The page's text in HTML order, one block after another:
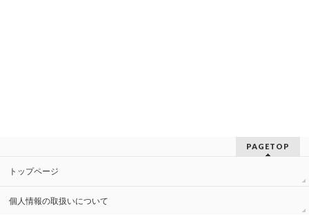
PAGETOP
トップページ
個人情報の取扱いについて